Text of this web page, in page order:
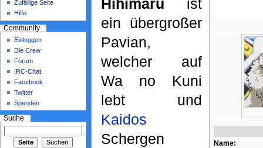
Name:
Hihimaru ist
ein übergroßer
Pavian,
welcher auf
Wa no Kuni
lebt und
Kaidos
Schergen
Zufällige Seite
Hilfe
Community
Einloggen
Die Crew
Forum
IRC-Chat
Facebook
Twitter
Spenden
Suche